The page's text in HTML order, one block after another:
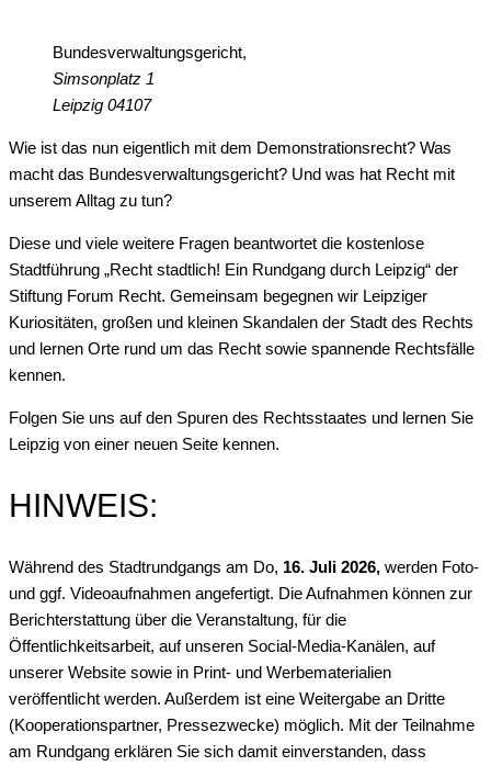
Bundesverwaltungsgericht,
Simsonplatz 1
Leipzig 04107
Wie ist das nun eigentlich mit dem Demonstrationsrecht? Was
macht das Bundesverwaltungsgericht? Und was hat Recht mit
unserem Alltag zu tun?
Diese und viele weitere Fragen beantwortet die kostenlose
Stadtführung „Recht stadtlich! Ein Rundgang durch Leipzig“ der
Stiftung Forum Recht. Gemeinsam begegnen wir Leipziger
Kuriositäten, großen und kleinen Skandalen der Stadt des Rechts
und lernen Orte rund um das Recht sowie spannende Rechtsfälle
kennen.
Folgen Sie uns auf den Spuren des Rechtsstaates und lernen Sie
Leipzig von einer neuen Seite kennen.
HINWEIS:
Während des Stadtrundgangs am Do, 16. Juli 2026, werden Foto-
und ggf. Videoaufnahmen angefertigt. Die Aufnahmen können zur
Berichterstattung über die Veranstaltung, für die
Öffentlichkeitsarbeit, auf unseren Social-Media-Kanälen, auf
unserer Website sowie in Print- und Werbematerialien
veröffentlicht werden. Außerdem ist eine Weitergabe an Dritte
(Kooperationspartner, Pressezwecke) möglich. Mit der Teilnahme
am Rundgang erklären Sie sich damit einverstanden, dass